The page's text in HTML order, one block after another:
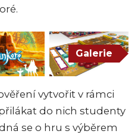
Galerie
vytvořit v rámci
do nich studenty
se o hru s výběrem